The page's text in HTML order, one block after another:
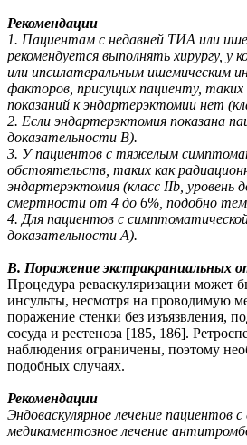
Рекомендации
1. Пациентам с недавней ТИА или
рекомендуется выполнять хирургу,
или ипсилатеральным ишемическим
факторов, присущих пациенту,
показаний к эндартерэктомии нет
2. Если эндартерэктомия показана
доказательности B).
3. У пациентов с тяжелым
обстоятельств, таких как
эндартерэктомия (класс IIb, уровень
смертности от 4 до 6%, подобно тем,
4. Для пациентов с
доказательности A).
B. Поражение экстракраниальных
Процедура реваскуляризации может
инсульты, несмотря на проводимую
поражение стенки без изъязвления,
сосуда и рестеноза [185, 186].
наблюдения ограничены, поэтому
подобных случаях.
Рекомендации
Эндоваскулярное лечение
медикаментозное лечение